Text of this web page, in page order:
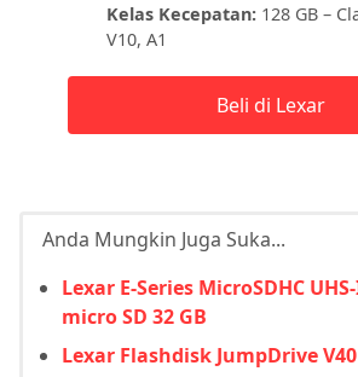
Kelas Kecepatan: 128 GB –
V10, A1
Beli di Lexar
Anda Mungkin Juga Suka...
Lexar E-Series MicroSDHC
micro SD 32 GB
Lexar Flashdisk JumpDrive V40